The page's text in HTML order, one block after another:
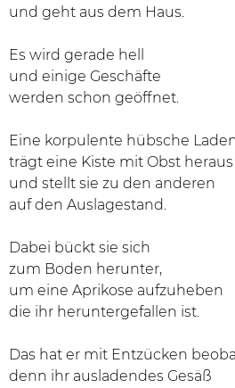
und geht aus dem Haus.
Es wird gerade hell
und einige Geschäfte
werden schon geöffnet.
Eine korpulente hübsche
trägt eine Kiste mit Obst heraus
und stellt sie zu den anderen
auf den Auslagestand.
Dabei bückt sie sich
zum Boden herunter,
um eine Aprikose aufzuheben
die ihr heruntergefallen ist.
Das hat er mit Entzücken
denn ihr ausladendes Gesäß